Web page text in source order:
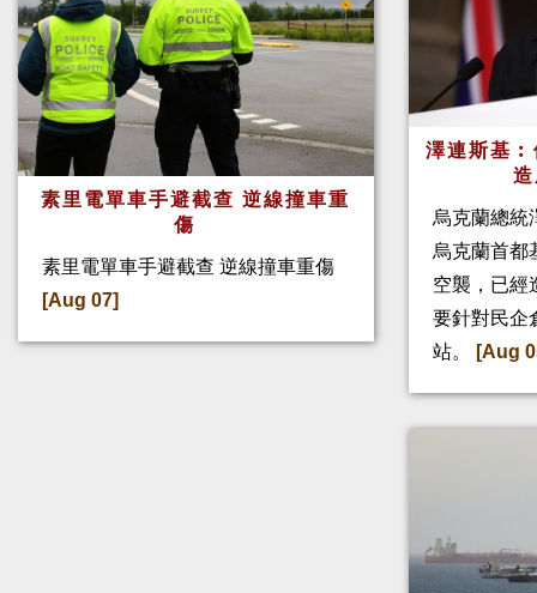
素里電單車手避截查 逆線撞車重
傷
素里電單車手避截查 逆線撞車重傷
[Aug 07]
澤連斯基
烏克蘭總統
烏克蘭首都
空襲，已經
要針對民企
站。
[Aug